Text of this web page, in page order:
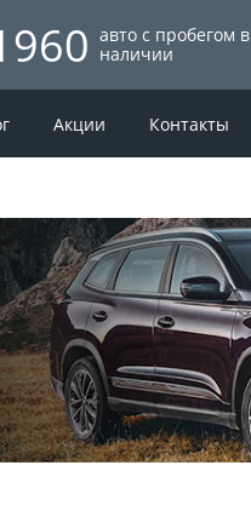
авто с пробегом в
наличии
Акции Контакты